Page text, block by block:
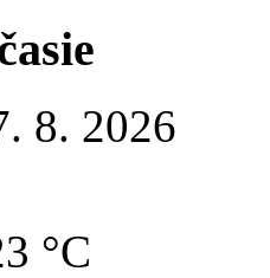
8. 2026
°C